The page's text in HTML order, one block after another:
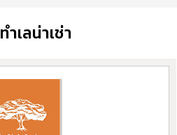
ทำเลน่าเช่า